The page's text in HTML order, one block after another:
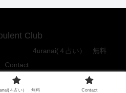
Club
4uranai(４占い） 無料
Contact
Club All Rights Reserved.
４占い） 無料 Contact